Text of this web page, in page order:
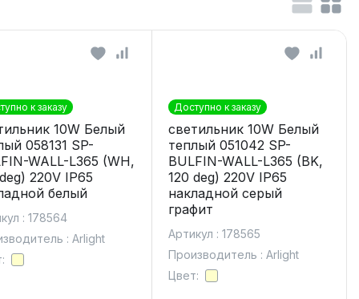
к заказу
10W Белый
058131 SP-
WALL-L365 (WH,
220V IP65
белый
: 178564
: Arlight
Доступно к заказу
светильник 10W Белый
теплый 051042 SP-
BULFIN-WALL-L365 (BK,
120 deg) 220V IP65
накладной серый
графит
Артикул : 178565
Производитель : Arlight
Цвет: